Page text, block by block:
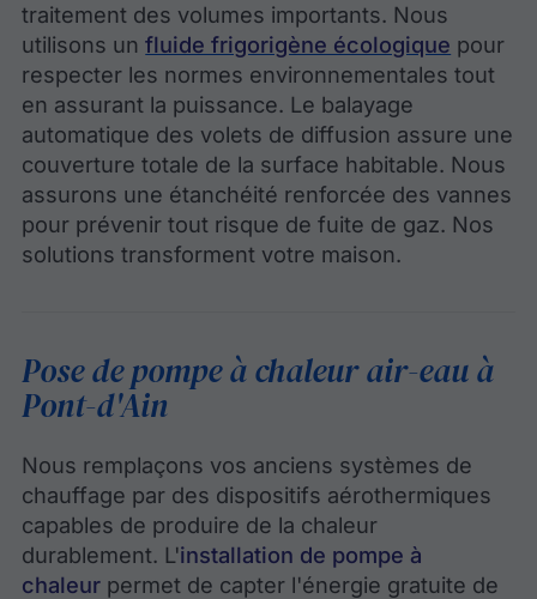
traitement des volumes importants. Nous
utilisons unfluide frigorigène écologique pour
respecter les normes environnementales tout
en assurant la puissance. Le balayage
automatique des volets de diffusion assure une
couverture totale de la surface habitable. Nous
assurons une étanchéité renforcée des vannes
pour prévenir tout risque de fuite de gaz. Nos
solutions transforment votre maison.
Pose de pompe à chaleur air-eau à
Pont-d'Ain
Nous remplaçons vos anciens systèmes de
chauffage par des dispositifs aérothermiques
capables de produire de la chaleur
durablement. L'installation de pompe à
chaleur permet de capter l'énergie gratuite de